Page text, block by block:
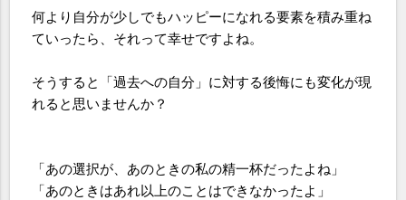
何より自分が少しでもハッピーになれる要素を積み重ね
ていったら、それって幸せですよね。
そうすると「過去への自分」に対する後悔にも変化が現
れると思いませんか？
「あの選択が、あのときの私の精一杯だったよね」
「あのときはあれ以上のことはできなかったよ」